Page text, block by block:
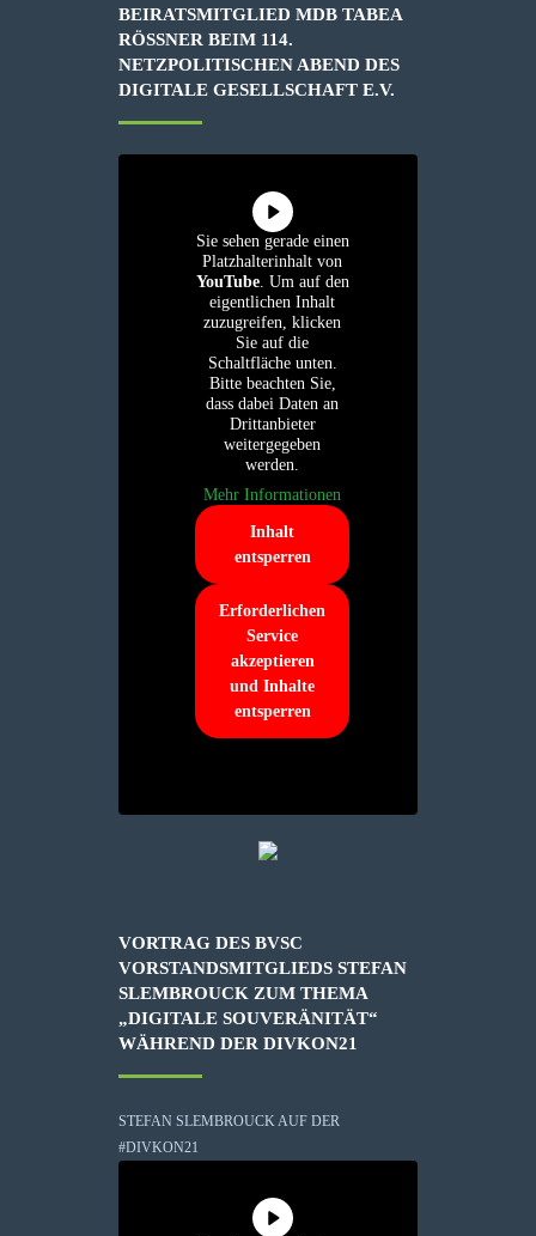
BEIRATSMITGLIED MDB TABEA
RÖSSNER BEIM 114. N
ETZPOLITISCHEN ABEND DES D
IGITALE GESELLSCHAFT E.V.
Sie sehen gerade einen
Platzhalterinhalt von
YouTube. Um auf den
eigentlichen Inhalt
zuzugreifen, klicken
Sie auf die
Schaltfläche unten.
Bitte beachten Sie,
dass dabei Daten an
Drittanbieter
weitergegeben
werden.
Mehr Informationen
Inhalt
entsperren
Erforderlichen
Service
akzeptieren
und Inhalte
entsperren
VORTRAG DES BVSC
VORSTANDSMITGLIEDS STEFAN
SLEMBROUCK ZUM THEMA
„DIGITALE SOUVERÄNITÄT“
WÄHREND DER DIVKON21
STEFAN SLEMBROUCK AUF DER
#DIVKON21